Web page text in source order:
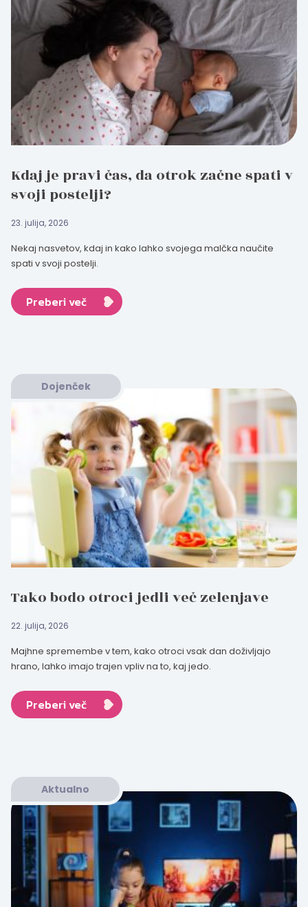
Kdaj je pravi čas, da otrok začne spati v
svoji postelji?
23. julija, 2026
Nekaj nasvetov, kdaj in kako lahko svojega malčka naučite
spati v svoji postelji.
Preberi več
Dojenček
Tako bodo otroci jedli več zelenjave
22. julija, 2026
Majhne spremembe v tem, kako otroci vsak dan doživljajo
hrano, lahko imajo trajen vpliv na to, kaj jedo.
Preberi več
Aktualno